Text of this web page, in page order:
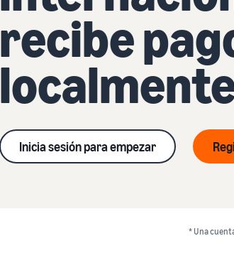
recibe
Inicia sesión para empezar
* Una